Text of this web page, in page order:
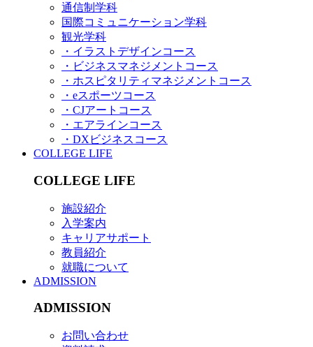
通信制学科
国際コミュニケーション学科
観光学科
・イラストデザインコース
・ビジネスマネジメントコース
・ホスピタリティマネジメントコース
・eスポーツコース
・CJアートコース
・エアラインコース
・DXビジネスコース
COLLEGE LIFE
COLLEGE LIFE
施設紹介
入学案内
キャリアサポート
教員紹介
就職について
ADMISSION
ADMISSION
お問い合わせ